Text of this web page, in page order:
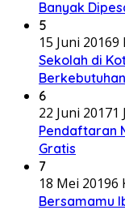
Banyak
5
15 Juni 20169
Sekolah di
6
22 Juni 20171
Pendaftaran
Gratis
7
18 Mei 20196
Bersamamu